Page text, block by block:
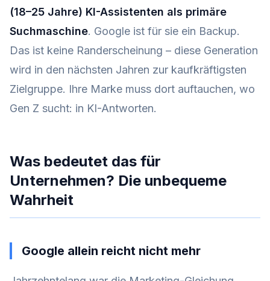
(18–25 Jahre) KI-Assistenten als primäre
Suchmaschine. Google ist für sie ein Backup.
Das ist keine Randerscheinung – diese Generation
wird in den nächsten Jahren zur kaufkräftigsten
Zielgruppe. Ihre Marke muss dort auftauchen, wo
Gen Z sucht: in KI-Antworten.
Was bedeutet das für
Unternehmen? Die unbequeme
Wahrheit
Google allein reicht nicht mehr